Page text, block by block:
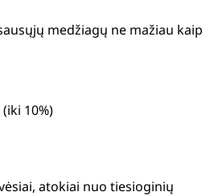
medžiagų ne mažiau kaip
10%)
atokiai nuo tiesioginių